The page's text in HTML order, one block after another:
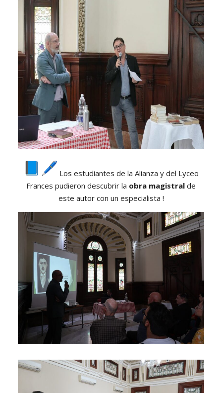
Los estudiantes de la Alianza y del Lyceo
Frances pudieron descubrir la obra magistral de
este autor con un especialista !